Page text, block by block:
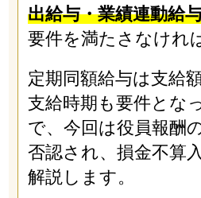
出給与・業績連動給
要件を満たさなけれ
定期同額給与は支給
支給時期も要件とな
で、今回は役員報酬
否認され、損金不算
解説します。